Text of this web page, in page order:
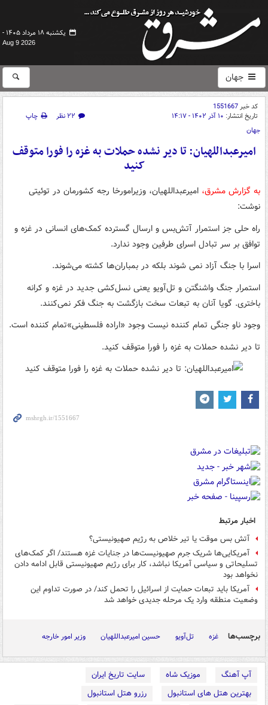
یکشنبه ۱۸ مرداد ۱۴۰۵ -
Aug 9 2026
جهان
کد خبر1551667
تاریخ انتشار: ۱۰ آذر ۱۴۰۲ - ۱۴:۱۷ ۲۲ نظر
چاپ
جهان
امیرعبداللهیان: تا دیر نشده حملات به غزه را فورا متوقف
کنید
به گزارش مشرق، امیرعبداللهیان، وزیرامورخا رجه کشورمان در توئیتی
نوشت:
راه حلی جز استمرار آتش‌بس و ارسال گسترده کمک‌های انسانی در غزه و
توافق بر سر تبادل اسرای طرفین وجود ندارد.
اسرا با جنگ آزاد نمی شوند بلکه در بمباران‌ها کشته می‌شوند.
استمرار جنگ واشنگتن و تل‌آویو یعنی نسل‌کشی جدید در غزه و کرانه
باختری. گویا آنان به تبعات سخت بازگشت به جنگ فکر نمی‌کنند.
وجود ناو جنگی تمام کننده نیست وجود «اراده فلسطینی»تمام کننده است.
تا دیر نشده حملات به غزه را فورا متوقف کنید.
اخبار مرتبط
آتش بس موقت یا تیر خلاص به رژیم صهیونیستی؟
آمریکایی‌ها شریک جرم صهیونیست‌ها در جنایات غزه هستند/ اگر کمک‌های
تسلیحاتی و سیاسی آمریکا نباشد، کار برای رژیم صهیونیستی قابل ادامه دادن
نخواهد بود
آمریکا باید تبعات حمایت از اسرائیل را تحمل کند/ در صورت تداوم این
وضعیت منطقه وارد یک مرحله جدیدی خواهد شد
برچسب‌ها غزه تل‌آویو حسین امیرعبداللهیان وزیر امور خارجه
آپ آهنگ موزیک شاه
سایت تاریخ ایران
بهترین هتل های استانبول
رزرو هتل استانبول